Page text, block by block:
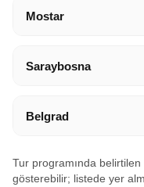
Mostar
Saraybosna
Belgrad
Tur programında
gösterebilir; listede yer